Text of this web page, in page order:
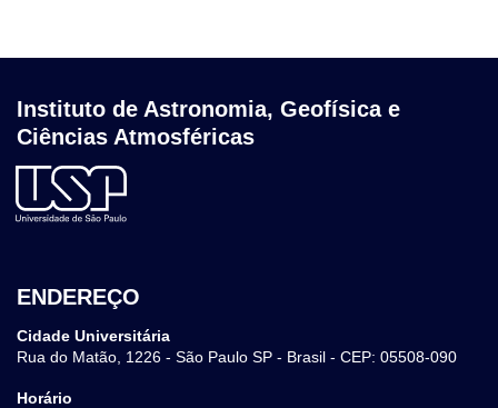
Instituto de Astronomia, Geofísica e
Ciências Atmosféricas
ENDEREÇO
Cidade Universitária
Rua do Matão, 1226 - São Paulo SP - Brasil - CEP: 05508-090
Horário